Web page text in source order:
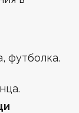
футболка.